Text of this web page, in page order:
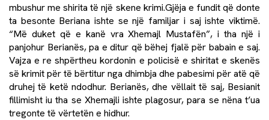
mbushur me shirita të një skene krimi.Gjëja e fundit që donte
ta besonte Beriana ishte se një familjar i saj ishte viktimë.
“Më duket që e kanë vra Xhemajl Mustafën”, i tha një i
panjohur Berianës, pa e ditur që bëhej fjalë për babain e saj.
Vajza e re shpërtheu kordonin e policisë e shiritat e skenës
së krimit për të bërtitur nga dhimbja dhe pabesimi për atë që
druhej të ketë ndodhur. Berianës, dhe vëllait të saj, Besianit
fillimisht iu tha se Xhemajli ishte plagosur, para se nëna t’ua
tregonte të vërtetën e hidhur.